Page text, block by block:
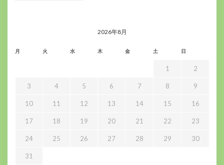
2026年8月
月 火 水 木 金 土 日
1 2
3 4 5 6 7 8 9
10 11 12 13 14 15 16
17 18 19 20 21 22 23
24 25 26 27 28 29 30
31